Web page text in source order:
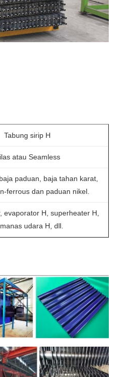
Tabung sirip H
atau Seamless
paduan, baja tahan karat,
ferrous dan paduan nikel.
evaporator H, superheater H,
udara H, dll.